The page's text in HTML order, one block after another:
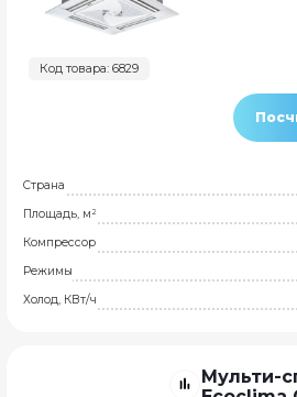
Код товара: 6829
Страна
Площадь, м²
Компрессор
Режимы
Холод, КВт/ч
Мульти-